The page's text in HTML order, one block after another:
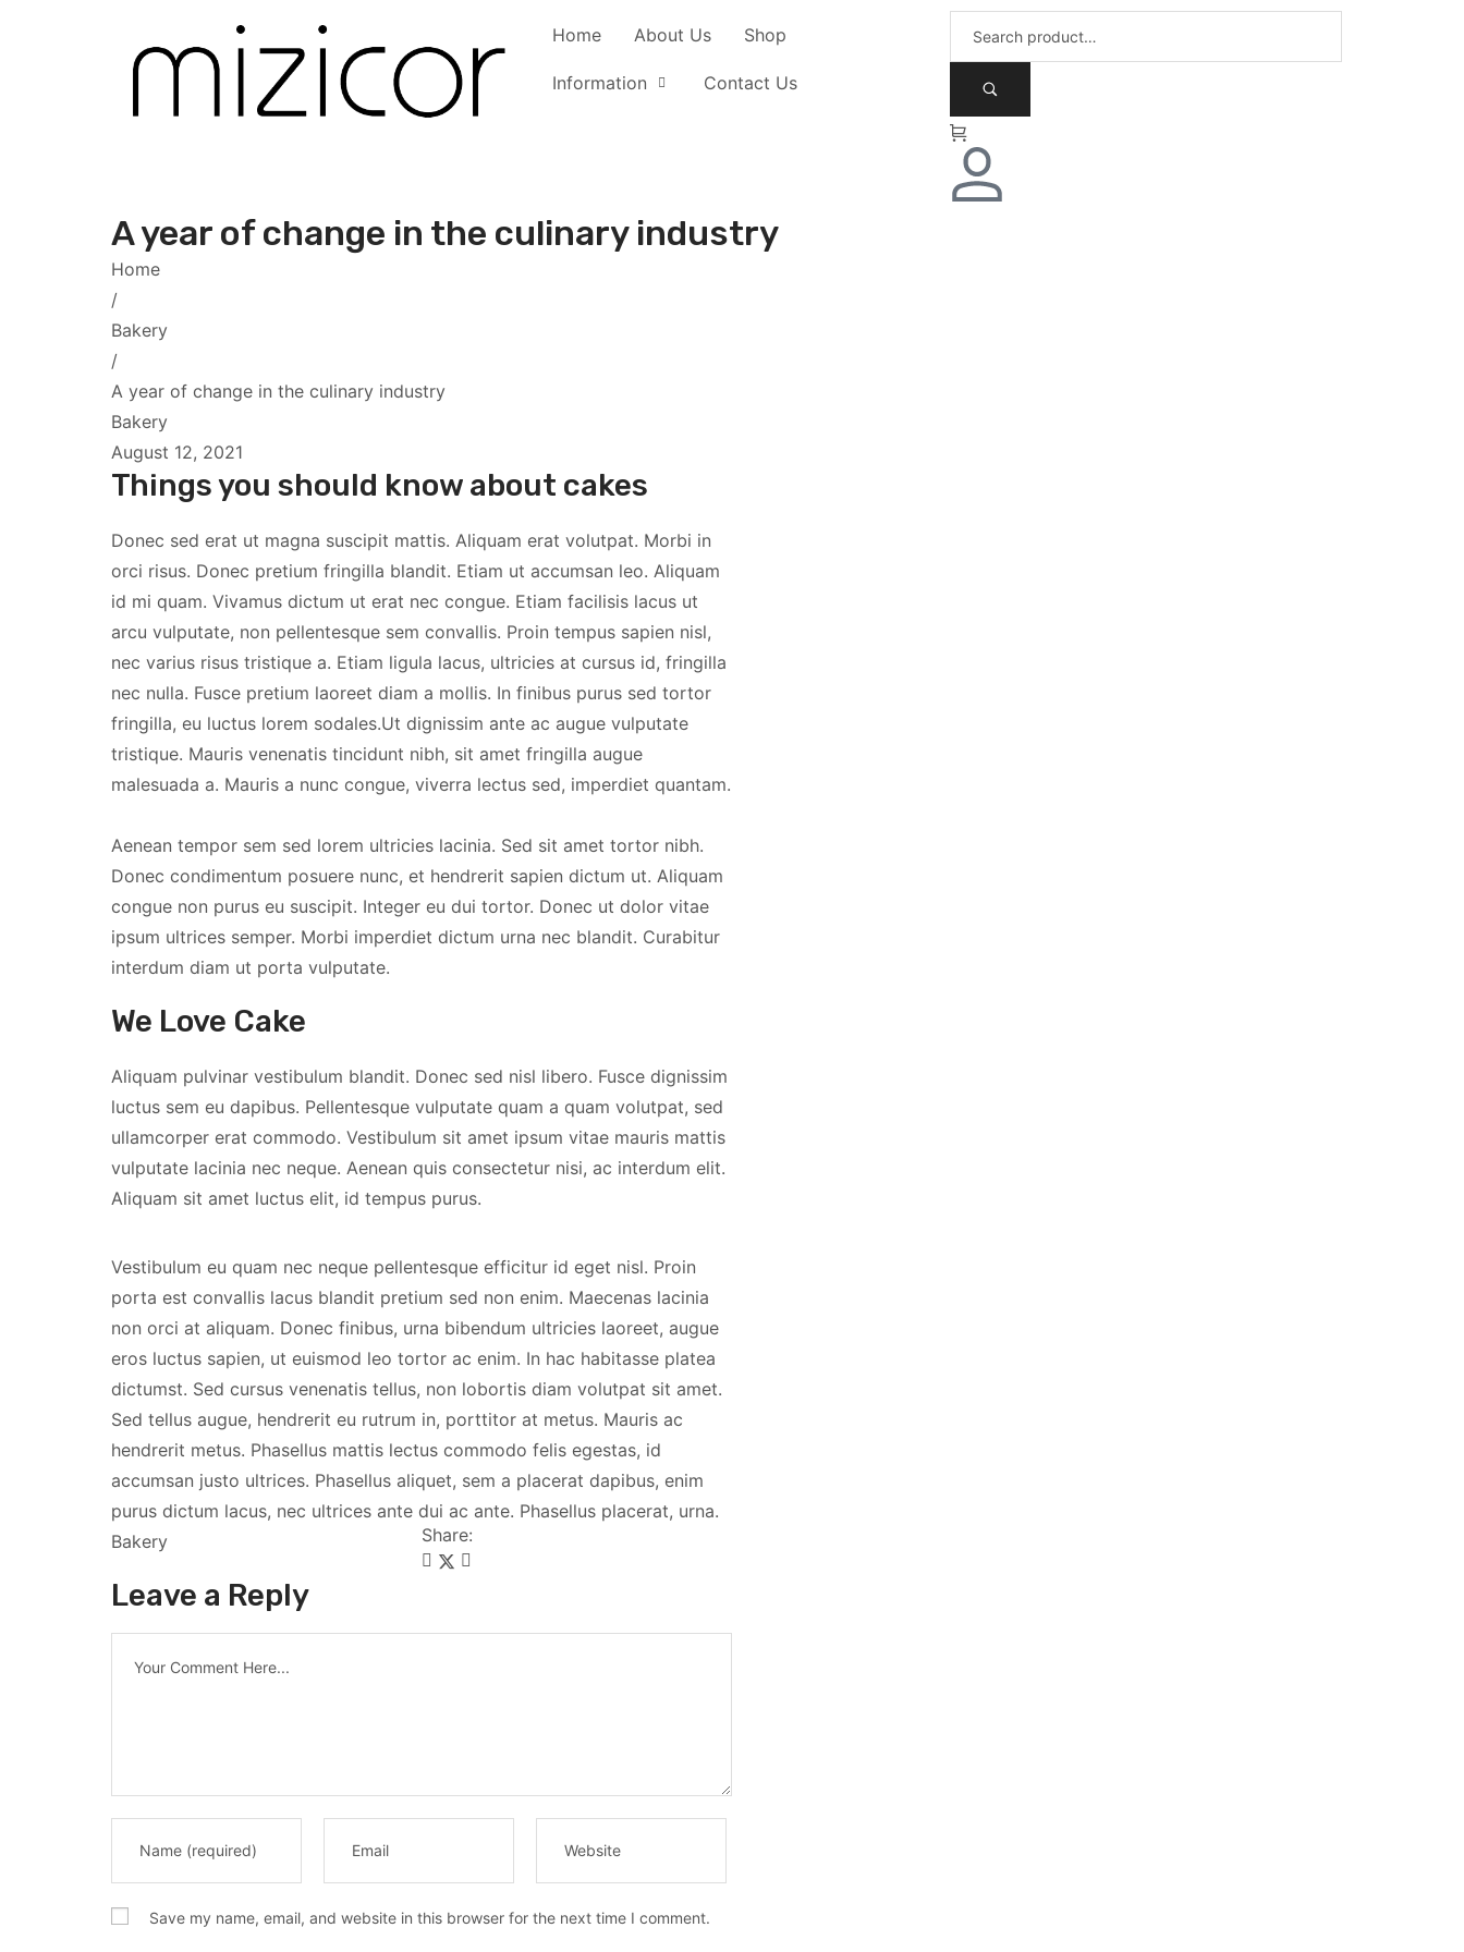
Home About Us Shop
Information Contact Us
A year of change in the culinary industry
Home
/
Bakery
/
A year of change in the culinary industry
Bakery
August 12, 2021
Things you should know about cakes
Donec sed erat ut magna suscipit mattis. Aliquam erat volutpat. Morbi in
orci risus. Donec pretium fringilla blandit. Etiam ut accumsan leo. Aliquam
id mi quam. Vivamus dictum ut erat nec congue. Etiam facilisis lacus ut
arcu vulputate, non pellentesque sem convallis. Proin tempus sapien nisl,
nec varius risus tristique a. Etiam ligula lacus, ultricies at cursus id, fringilla
nec nulla. Fusce pretium laoreet diam a mollis. In finibus purus sed tortor
fringilla, eu luctus lorem sodales.Ut dignissim ante ac augue vulputate
tristique. Mauris venenatis tincidunt nibh, sit amet fringilla augue
malesuada a. Mauris a nunc congue, viverra lectus sed, imperdiet quantam.
Aenean tempor sem sed lorem ultricies lacinia. Sed sit amet tortor nibh.
Donec condimentum posuere nunc, et hendrerit sapien dictum ut. Aliquam
congue non purus eu suscipit. Integer eu dui tortor. Donec ut dolor vitae
ipsum ultrices semper. Morbi imperdiet dictum urna nec blandit. Curabitur
interdum diam ut porta vulputate.
We Love Cake
Aliquam pulvinar vestibulum blandit. Donec sed nisl libero. Fusce dignissim
luctus sem eu dapibus. Pellentesque vulputate quam a quam volutpat, sed
ullamcorper erat commodo. Vestibulum sit amet ipsum vitae mauris mattis
vulputate lacinia nec neque. Aenean quis consectetur nisi, ac interdum elit.
Aliquam sit amet luctus elit, id tempus purus.
Vestibulum eu quam nec neque pellentesque efficitur id eget nisl. Proin
porta est convallis lacus blandit pretium sed non enim. Maecenas lacinia
non orci at aliquam. Donec finibus, urna bibendum ultricies laoreet, augue
eros luctus sapien, ut euismod leo tortor ac enim. In hac habitasse platea
dictumst. Sed cursus venenatis tellus, non lobortis diam volutpat sit amet.
Sed tellus augue, hendrerit eu rutrum in, porttitor at metus. Mauris ac
hendrerit metus. Phasellus mattis lectus commodo felis egestas, id
accumsan justo ultrices. Phasellus aliquet, sem a placerat dapibus, enim
purus dictum lacus, nec ultrices ante dui ac ante. Phasellus placerat, urna.
Bakery
Share:
Leave a Reply
Save my name, email, and website in this browser for the next time I comment.